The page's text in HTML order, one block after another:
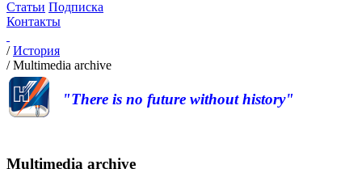
Статьи Подписка
Контакты
/История
/Multimedia archive
"There is no future without history"
Multimedia archive